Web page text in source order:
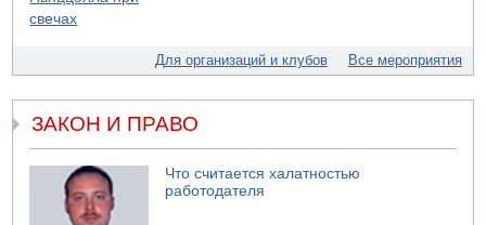
свадьбу
Саудовская Аравия опасается нападения хуситов и
иракских ополченцев
07.08.2026 08:29
В Бат-Яме утонул мужчина
07.08.2026 08:29
Стрельба в школе Таиланда
07.08.2026 06:47
Недалеко от Бейт-Шемеша погиб велосипедист
Для организаций и клубов Все мероприятия
ЗАКОН И ПРАВО
Что считается халатностью
работодателя